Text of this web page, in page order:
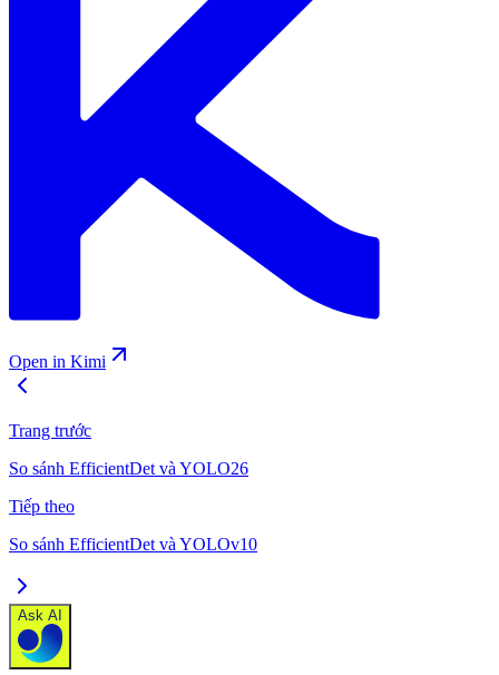
Open in Kimi
Trang trước
So sánh EfficientDet và YOLO26
Tiếp theo
So sánh EfficientDet và YOLOv10
Ask AI